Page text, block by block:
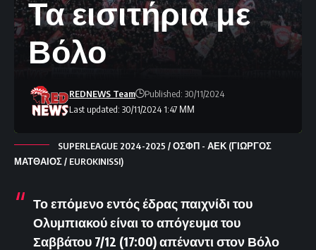
Τα εισιτήρια με
Βόλο
Last updated: 30/11/2024 1:47 ΜΜ
REDNEWS Team Published: 30/11/2024
SUPERLEAGUE 2024-2025 / ΟΣΦΠ - ΑΕΚ (ΓΙΩΡΓΟΣ
ΜΑΤΘΑΙΟΣ / EUROKINISSI)
Το επόμενο εντός έδρας παιχνίδι του
Ολυμπιακού είναι το απόγευμα του
Σαββάτου 7/12 (17:00) απέναντι στον Βόλο